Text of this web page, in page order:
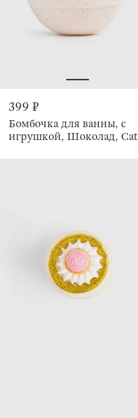
399 ₽
Бомбочка для ванны, с
игрушкой, Шоколад, Cat